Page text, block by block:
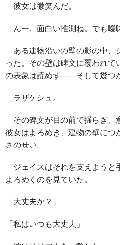
彼女は微笑んだ。
「んー。面白い推測ね。でも曖
ある建物沿いの壁の影の中、
った。その壁は碑文に覆われ
の表象は読めず――そして幾つ
ラザケシュ。
その碑文が目の前で揺らぎ、
彼女はよろめき、建物の壁につ
さのせい。
ジェイスはそれを支えようと
よろめくのを見ていた。
「大丈夫か？」
「私はいつも大丈夫」